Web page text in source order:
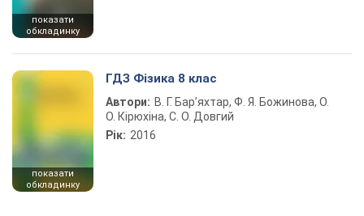
показати
обкладинку
показати
обкладинку
ГДЗ Фізика 8 клас
Автори: В. Г. Бар’яхтар, Ф. Я. Божинова, О.
О. Кірюхіна, С. О. Довгий
Рік: 2016